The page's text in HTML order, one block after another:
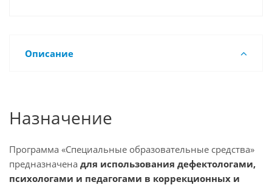
Описание
Назначение
Программа «Специальные образовательные средства»
предназначена для использования дефектологами,
психологами и педагогами в коррекционных и